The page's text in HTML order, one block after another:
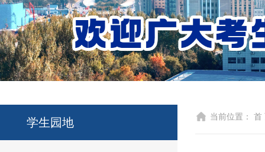
学生园地 当前位置： 首